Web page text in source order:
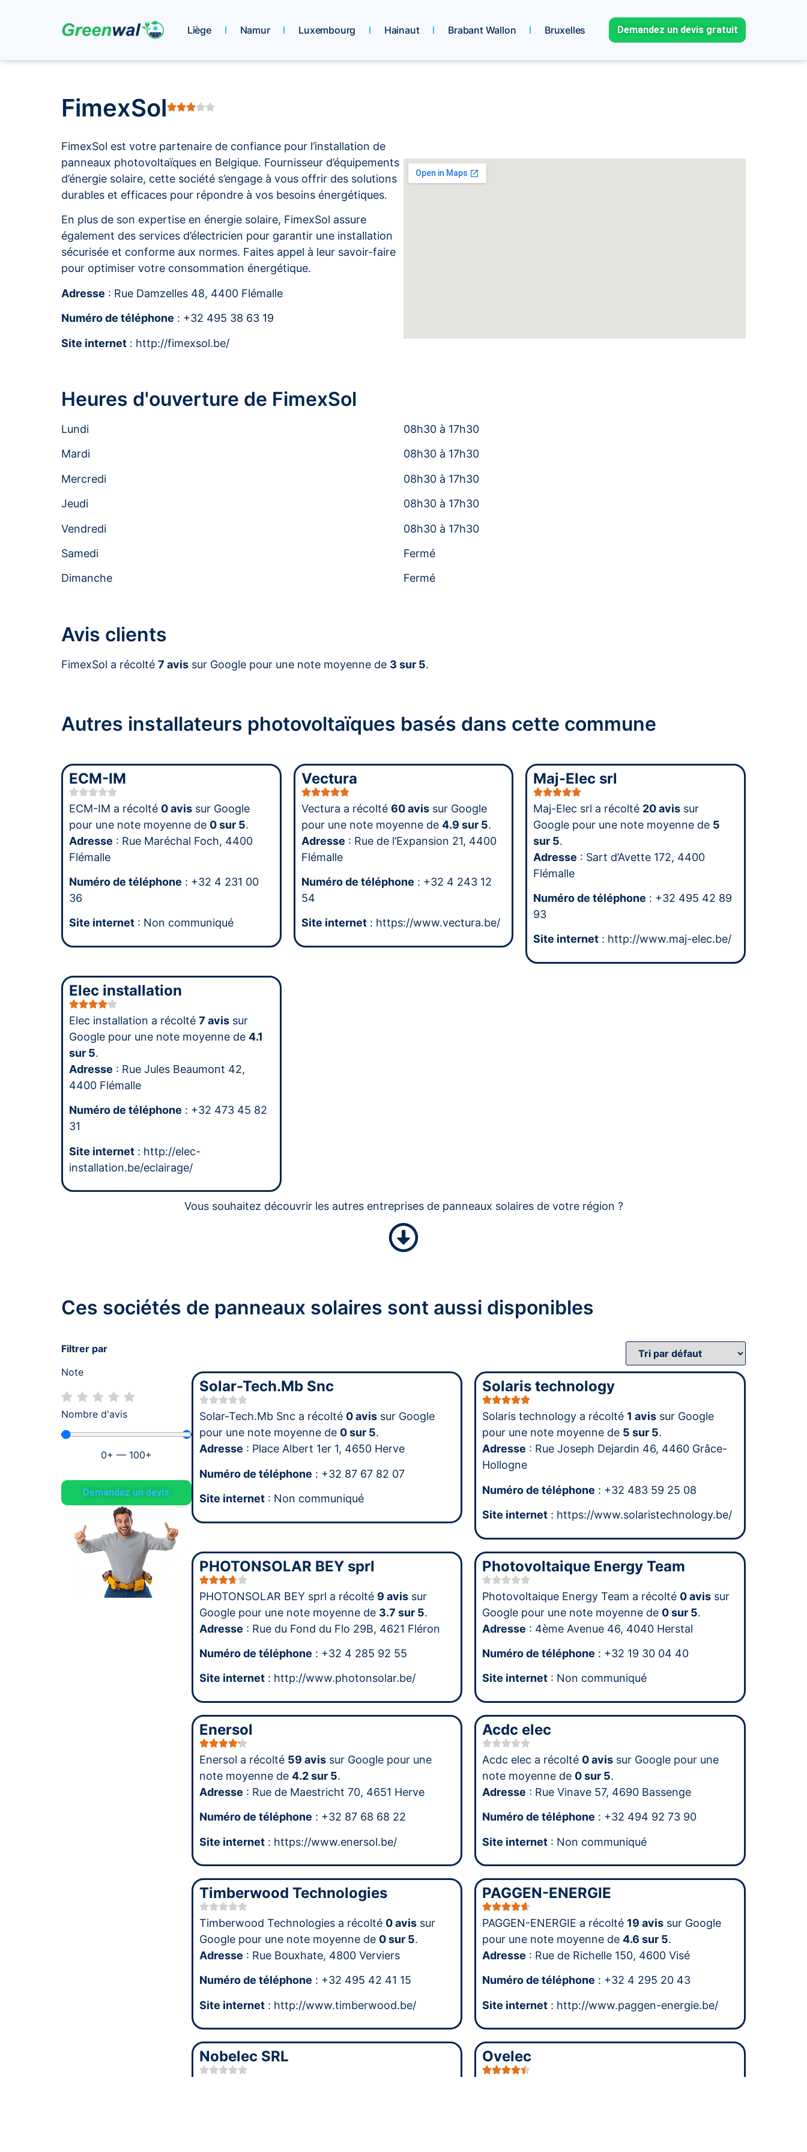
Liège Namur Luxembourg Hainaut Brabant Wallon Bruxelles Demandez un devis gratuit
FimexSol
FimexSol est votre partenaire de confiance pour l’installation de
panneaux photovoltaïques en Belgique. Fournisseur d’équipements
d’énergie solaire, cette société s’engage à vous offrir des solutions
durables et efficaces pour répondre à vos besoins énergétiques.
En plus de son expertise en énergie solaire, FimexSol assure
également des services d’électricien pour garantir une installation
sécurisée et conforme aux normes. Faites appel à leur savoir-faire
pour optimiser votre consommation énergétique.
Adresse : Rue Damzelles 48, 4400 Flémalle
Numéro de téléphone : +32 495 38 63 19
Site internet : http://fimexsol.be/
Heures d'ouverture de FimexSol
Lundi
08h30 à 17h30
Mardi
08h30 à 17h30
Mercredi
08h30 à 17h30
Jeudi
08h30 à 17h30
Vendredi
08h30 à 17h30
Samedi
Fermé
Dimanche
Fermé
Avis clients
FimexSol a récolté 7 avis sur Google pour une note moyenne de 3 sur 5.
Autres installateurs photovoltaïques basés dans cette commune
ECM-IM
ECM-IM a récolté 0 avis sur Google
pour une note moyenne de 0 sur 5.
Adresse : Rue Maréchal Foch, 4400
Flémalle
Numéro de téléphone : +32 4 231 00
36
Site internet : Non communiqué
Vectura
Vectura a récolté 60 avissur Google
pour une note moyenne de 4.9 sur 5.
Adresse : Rue de l’Expansion 21, 4400
Flémalle
Numéro de téléphone : +32 4 243 12
54
Site internet: https://www.vectura.be/
Maj-Elec srl
Maj-Elec srl a récolté 20 avis sur
Google pour une note moyenne de 5
sur 5.
Adresse : Sart d’Avette 172, 4400
Flémalle
Numéro de téléphone : +32 495 42 89
93
Site internet : http://www.maj-elec.be/
Elec installation
Elec installation a récolté 7 avis sur
Google pour une note moyenne de 4.1
sur 5.
Adresse : Rue Jules Beaumont 42,
4400 Flémalle
Numéro de téléphone : +32 473 45 82
31
Site internet : http://elec-
installation.be/eclairage/
Vous souhaitez découvrir les autres entreprises de panneaux solaires de votre région ?
Ces sociétés de panneaux solaires sont aussi disponibles
Filtrer par
Note
Nombre d'avis
0+ — 100+
Demandez un devis
Solar-Tech.Mb Snc
Solar-Tech.Mb Snc a récolté 0 avissur Google
pour une note moyenne de 0 sur 5.
Adresse : Place Albert 1er 1, 4650 Herve
Numéro de téléphone : +32 87 67 82 07
Site internet: Non communiqué
Solaris technology
Solaris technology a récolté 1 avis sur Google
pour une note moyenne de 5 sur 5.
Adresse : Rue Joseph Dejardin 46, 4460 Grâce-
Hollogne
Numéro de téléphone : +32 483 59 25 08
Site internet : https://www.solaristechnology.be/
PHOTONSOLAR BEY sprl
PHOTONSOLAR BEY sprl a récolté 9 avissur
Google pour une note moyenne de 3.7 sur 5.
Adresse : Rue du Fond du Flo 29B, 4621 Fléron
Numéro de téléphone : +32 4 285 92 55
Site internet: http://www.photonsolar.be/
Photovoltaique Energy Team
Photovoltaique Energy Team a récolté 0 avis sur
Google pour une note moyenne de 0 sur 5.
Adresse : 4ème Avenue 46, 4040 Herstal
Numéro de téléphone : +32 19 30 04 40
Site internet : Non communiqué
Enersol
Enersol a récolté 59 avissur Google pour une
note moyenne de 4.2 sur 5.
Adresse : Rue de Maestricht 70, 4651 Herve
Numéro de téléphone : +32 87 68 68 22
Site internet: https://www.enersol.be/
Acdc elec
Acdc elec a récolté 0 avis sur Google pour une
note moyenne de 0 sur 5.
Adresse : Rue Vinave 57, 4690 Bassenge
Numéro de téléphone : +32 494 92 73 90
Site internet : Non communiqué
Timberwood Technologies
Timberwood Technologies a récolté 0 avissur
Google pour une note moyenne de 0 sur 5.
Adresse : Rue Bouxhate, 4800 Verviers
Numéro de téléphone : +32 495 42 41 15
Site internet: http://www.timberwood.be/
PAGGEN-ENERGIE
PAGGEN-ENERGIE a récolté 19 avis sur Google
pour une note moyenne de4.6 sur 5.
Adresse : Rue de Richelle 150, 4600 Visé
Numéro de téléphone : +32 4 295 20 43
Site internet : http://www.paggen-energie.be/
Nobelec SRL Ovelec